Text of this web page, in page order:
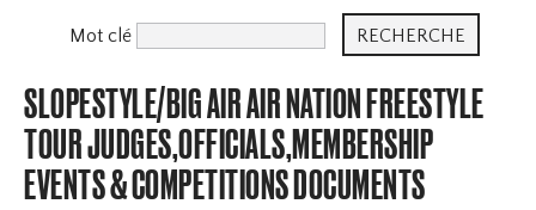
Mot clé
SLOPESTYLE/BIG AIR AIR NATION FREESTYLE
TOUR JUDGES,OFFICIALS,MEMBERSHIP
EVENTS & COMPETITIONS DOCUMENTS